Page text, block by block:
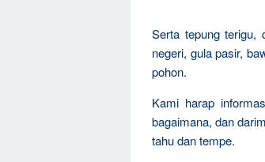
Serta tepung terigu,
negeri, gula pasir,
pohon.
Kami harap
bagaimana, dan
tahu dan tempe.